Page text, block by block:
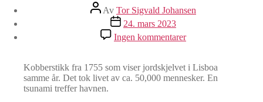
Innleggsforfatter
Av Tor Sigvald Johansen
Publiseringsdato
24. mars 2023
Ingen kommentarertil
Hva
egentlig
et
Kobberstikk fra 1755 som viser jordskjelvet i Lisboa
samme år. Det tok livet av ca. 50,000 mennesker. En
tsunami treffer havnen.